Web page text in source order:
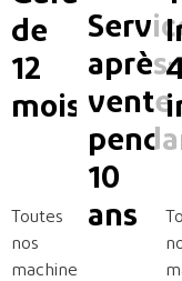
de
12
mois
Toutes
nos
machines
après-
vente
10
ans